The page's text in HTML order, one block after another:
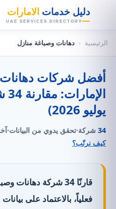
دليل خدمات الامارات
UAE SERVICES DIRECTORY
الرئيسية ‹ دهانات وصباغة منازل
أفضل شركات
يوليو 2026)
34 شركة·تحقق يدوي من البيانات·
كيف نرتّب؟
قارنّا 34 شركة
فعلياً، بالاعتماد على